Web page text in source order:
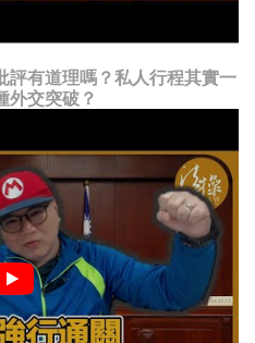
評有道理嗎？私人行程其實一
外交突破？